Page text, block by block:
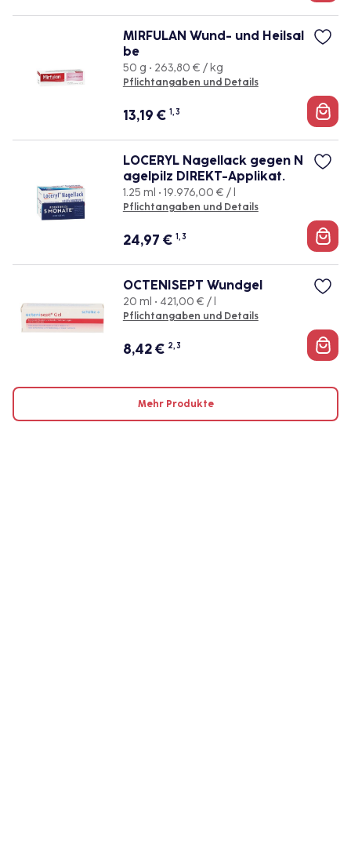
MIRFULAN Wund- und Heilsal
be
50 g • 263,80 € / kg
Pflichtangaben und Details
13,19 € 1, 3
LOCERYL Nagellack gegen N
agelpilz DIREKT-Applikat.
1.25 ml • 19.976,00 € / l
Pflichtangaben und Details
24,97 € 1, 3
OCTENISEPT Wundgel
20 ml • 421,00 € / l
Pflichtangaben und Details
8,42€ 2, 3
Mehr Produkte